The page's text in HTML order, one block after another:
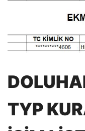
TYP